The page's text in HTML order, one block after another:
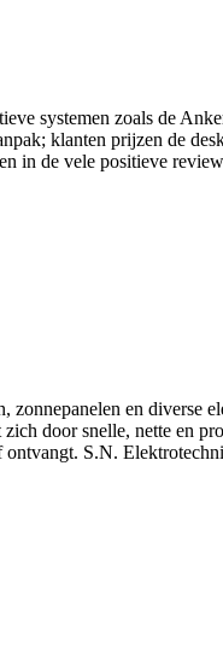
systemen zoals de
klanten prijzen de
in de vele positieve
zonnepanelen en diverse
door snelle, nette en
S.N.